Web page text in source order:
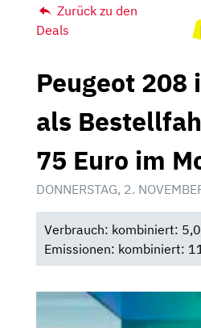
Zurück zu den
Deals
Peugeot 208
als
75 Euro im
DONNERSTAG, 2.
Verbrauch: kombiniert:
Emissionen: kombiniert: